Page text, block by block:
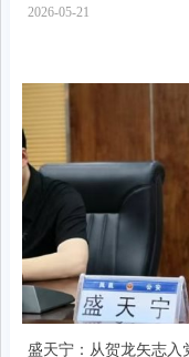
2026-05-21
盛天宁：从贺龙矢志入